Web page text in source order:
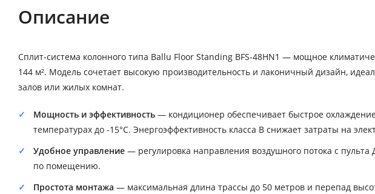
Описание
Сплит-система колонного типа Ballu Floor Standing BFS-48HN1 — мощное
144 м². Модель сочетает высокую производительность и лаконичный дизайн,
залов или жилых комнат.
Мощность и эффективность — кондиционер обеспечивает быстрое
температурах до -15°C. Энергоэффективность класса B снижает затраты на
Удобное управление — регулировка направления воздушного потока с
по помещению.
Простота монтажа — максимальная длина трассы до 50 метров и перепад